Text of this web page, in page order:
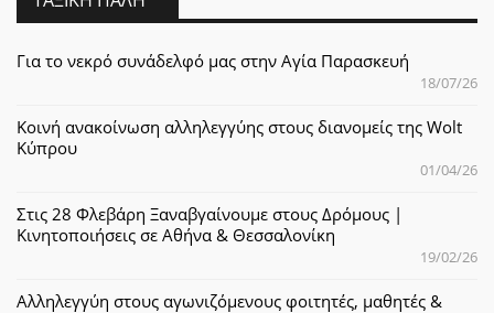
Για το νεκρό συνάδελφό μας στην Αγία Παρασκευή
18/07/26
Κοινή ανακοίνωση αλληλεγγύης στους διανομείς της Wolt
Κύπρου
01/04/26
Στις 28 Φλεβάρη Ξαναβγαίνουμε στους Δρόμους |
Κινητοποιήσεις σε Αθήνα & Θεσσαλονίκη
19/02/26
Αλληλεγγύη στους αγωνιζόμενους φοιτητές, μαθητές &